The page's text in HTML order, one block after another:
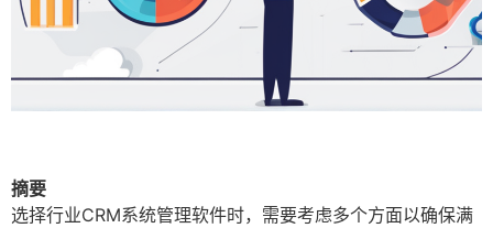
摘要
选择行业CRM系统管理软件时，需要考虑多个方面以确保满